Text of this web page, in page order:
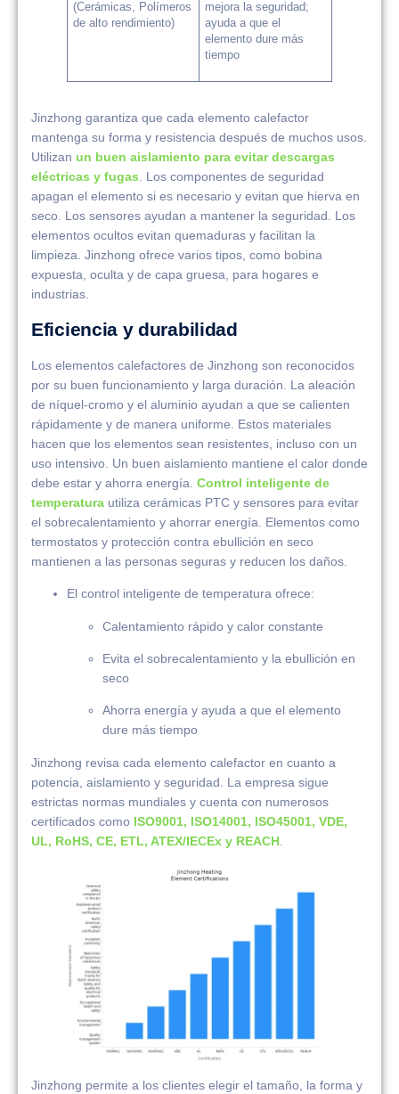
(Cerámicas, Polímeros
de alto rendimiento)
mejora la seguridad;
ayuda a que el
elemento dure más
tiempo
Jinzhong garantiza que cada elemento calefactor
mantenga su forma y resistencia después de muchos usos.
Utilizan un buen aislamiento para evitar descargas
eléctricas y fugas. Los componentes de seguridad
apagan el elemento si es necesario y evitan que hierva en
seco. Los sensores ayudan a mantener la seguridad. Los
elementos ocultos evitan quemaduras y facilitan la
limpieza. Jinzhong ofrece varios tipos, como bobina
expuesta, oculta y de capa gruesa, para hogares e
industrias.
Eficiencia y durabilidad
Los elementos calefactores de Jinzhong son reconocidos
por su buen funcionamiento y larga duración. La aleación
de níquel-cromo y el aluminio ayudan a que se calienten
rápidamente y de manera uniforme. Estos materiales
hacen que los elementos sean resistentes, incluso con un
uso intensivo. Un buen aislamiento mantiene el calor donde
debe estar y ahorra energía. Control inteligente de
temperatura utiliza cerámicas PTC y sensores para evitar
el sobrecalentamiento y ahorrar energía. Elementos como
termostatos y protección contra ebullición en seco
mantienen a las personas seguras y reducen los daños.
El control inteligente de temperatura ofrece:
Calentamiento rápido y calor constante
Evita el sobrecalentamiento y la ebullición en
seco
Ahorra energía y ayuda a que el elemento
dure más tiempo
Jinzhong revisa cada elemento calefactor en cuanto a
potencia, aislamiento y seguridad. La empresa sigue
estrictas normas mundiales y cuenta con numerosos
certificados como ISO9001, ISO14001, ISO45001, VDE,
UL, RoHS, CE, ETL, ATEX/IECEx y REACH
Jinzhong permite a los clientes elegir el tamaño, la forma y